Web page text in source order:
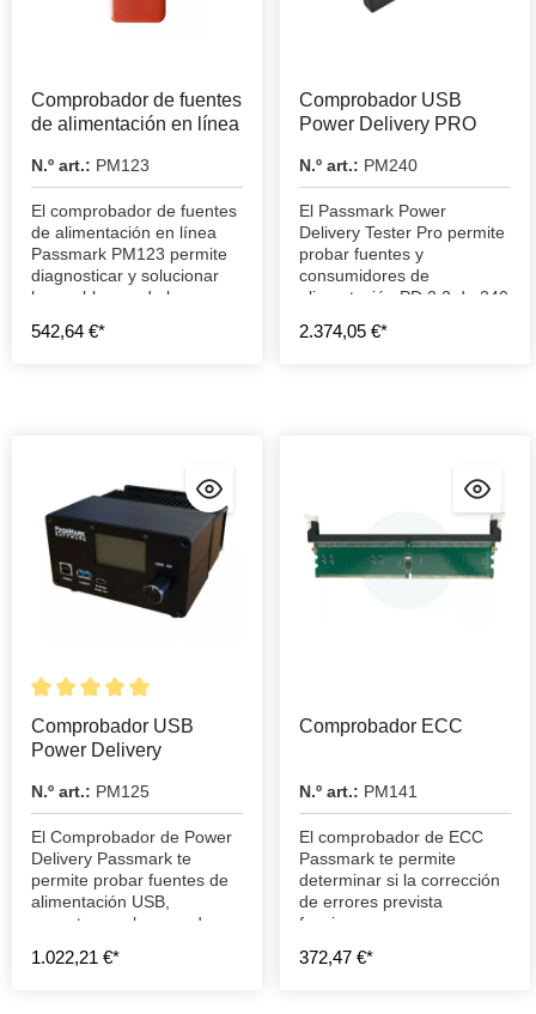
Comprobador de fuentes
de alimentación en línea
N.º art.: PM123
El comprobador de fuentes
de alimentación en línea
Passmark PM123 permite
diagnosticar y solucionar
los problemas de las
los PC de sobremesa.
542,64 €*
Comprobador USB
Power Delivery PRO
N.º art.: PM240
El Passmark Power
Delivery Tester Pro permite
probar fuentes y
consumidores de
alimentación PD 3.2 de 240
2.374,05 €*
Comprobador USB
Power Delivery
N.º art.: PM125
El Comprobador de Power
Delivery Passmark te
permite probar fuentes de
alimentación USB,
conectores y bancos de
1.022,21 €*
Comprobador ECC
N.º art.: PM141
El comprobador de ECC
Passmark te permite
determinar si la corrección
de errores prevista
funciona como se espera.
372,47 €*